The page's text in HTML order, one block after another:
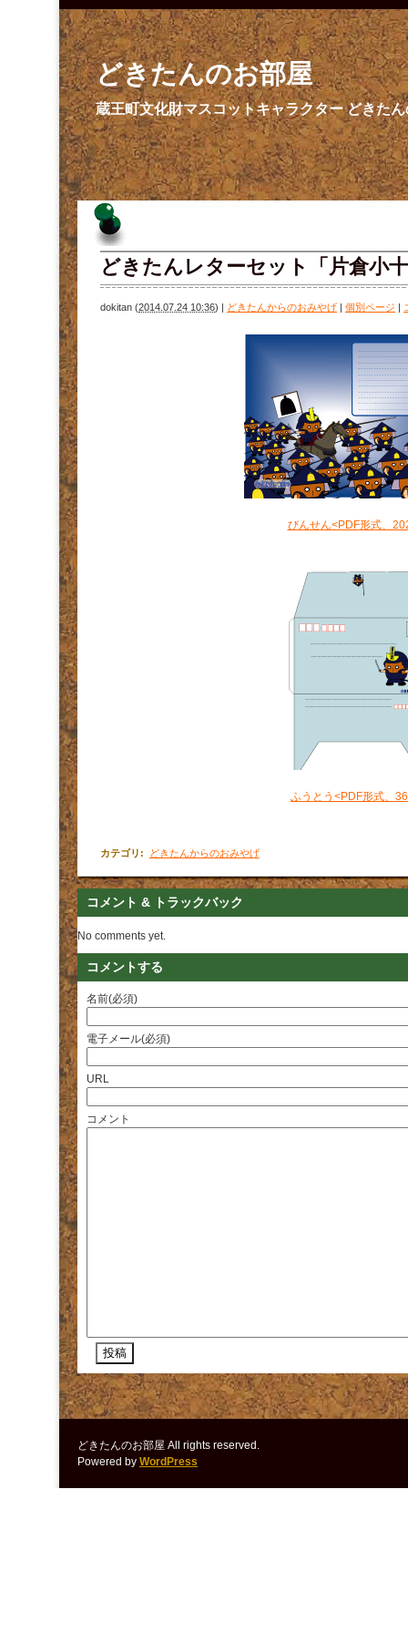
どきたんのお部屋
蔵王町文化財マスコットキャラクター どきた
どきたんレターセット「片倉小
dokitan (2014.07.24 10:36) | どきたんからのおみやげ | 個別ページ |
びんせん<PDF形式、
ふうとう<PDF形式、
カテゴリ : どきたんからのおみやげ
コメント & トラックバック
No comments yet.
コメントする
名前(必須)
電子メール(必須)
URL
コメント
どきたんのお部屋 All rights reserved.
Powered by WordPress